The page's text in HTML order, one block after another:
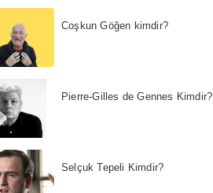
Coşkun Göğen kimdir?
Pierre-Gilles de Gennes Kimdir?
Selçuk Tepeli Kimdir?